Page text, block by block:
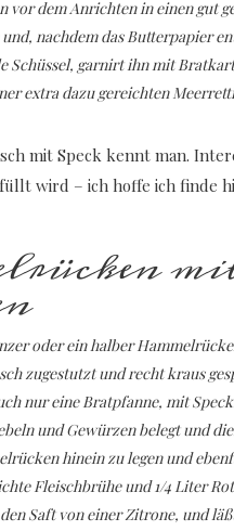
vor dem Anrichten in einen gut
und, nachdem das Butterpapier
Schüssel, garnirt ihn mit
extra dazu gereichten
mit Speck kennt man.
wird – ich hoffe ich finde
oder ein halber
zugestutzt und recht kraus
nur eine Bratpfanne, mit
und Gewürzen belegt und
hinein zu legen und
Fleischbrühe und 1/4 Liter
Saft von einer Zitrone, und